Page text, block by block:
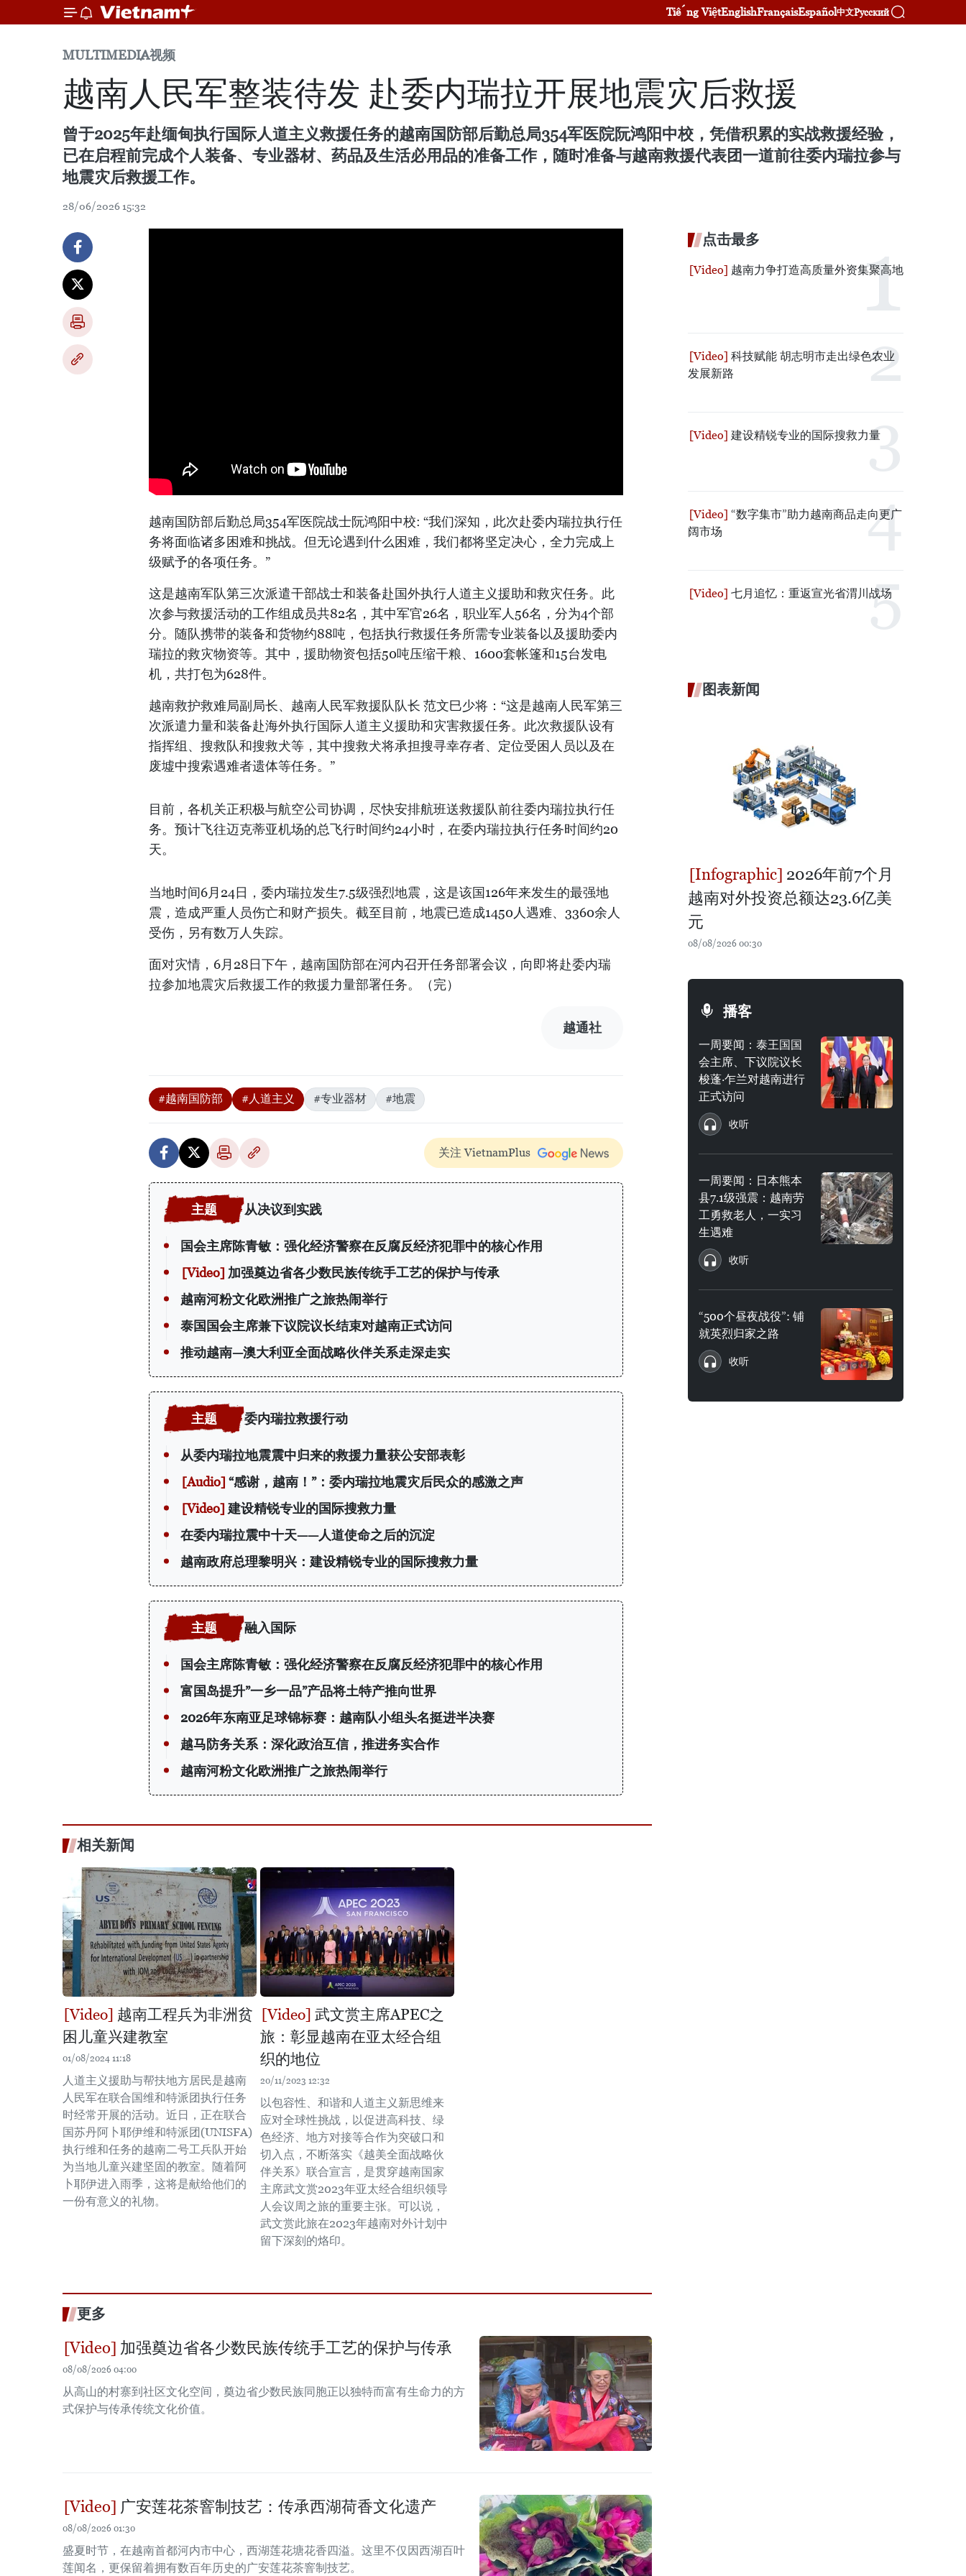
Tiếng ViệtEnglishFrançaisEspañol中文Русский
MULTIMEDIA视频
越南人民军整装待发 赴委内瑞拉开展地震灾后救援
曾于2025年赴缅甸执行国际人道主义救援任务的越南国防部后勤总局354军医院阮鸿阳中校，凭借积累的实战救援经验，
已在启程前完成个人装备、专业器材、药品及生活必用品的准备工作，随时准备与越南救援代表团一道前往委内瑞拉参与
地震灾后救援工作。
28/06/2026 15:32
越南国防部后勤总局354军医院战士阮鸿阳中校: “我们深知，此次赴委内瑞拉执行任
务将面临诸多困难和挑战。但无论遇到什么困难，我们都将坚定决心，全力完成上
级赋予的各项任务。”
这是越南军队第三次派遣干部战士和装备赴国外执行人道主义援助和救灾任务。此
次参与救援活动的工作组成员共82名，其中军官26名，职业军人56名，分为4个部
分。随队携带的装备和货物约88吨，包括执行救援任务所需专业装备以及援助委内
瑞拉的救灾物资等。其中，援助物资包括50吨压缩干粮、1600套帐篷和15台发电
机，共打包为628件。
越南救护救难局副局长、越南人民军救援队队长 范文巳少将：“这是越南人民军第三
次派遣力量和装备赴海外执行国际人道主义援助和灾害救援任务。此次救援队设有
指挥组、搜救队和搜救犬等，其中搜救犬将承担搜寻幸存者、定位受困人员以及在
废墟中搜索遇难者遗体等任务。”
目前，各机关正积极与航空公司协调，尽快安排航班送救援队前往委内瑞拉执行任
务。预计飞往迈克蒂亚机场的总飞行时间约24小时，在委内瑞拉执行任务时间约20
天。
当地时间6月24日，委内瑞拉发生7.5级强烈地震，这是该国126年来发生的最强地
震，造成严重人员伤亡和财产损失。截至目前，地震已造成1450人遇难、3360余人
受伤，另有数万人失踪。
面对灾情，6月28日下午，越南国防部在河内召开任务部署会议，向即将赴委内瑞
拉参加地震灾后救援工作的救援力量部署任务。（完）
越通社
#越南国防部 #人道主义 #专业器材 #地震
关注 VietnamPlus
从决议到实践
国会主席陈青敏：强化经济警察在反腐反经济犯罪中的核心作用
加强奠边省各少数民族传统手工艺的保护与传承
越南河粉文化欧洲推广之旅热闹举行
泰国国会主席兼下议院议长结束对越南正式访问
推动越南—澳大利亚全面战略伙伴关系走深走实
委内瑞拉救援行动
从委内瑞拉地震震中归来的救援力量获公安部表彰
“感谢，越南！”：委内瑞拉地震灾后民众的感激之声
建设精锐专业的国际搜救力量
在委内瑞拉震中十天——人道使命之后的沉淀
越南政府总理黎明兴：建设精锐专业的国际搜救力量
融入国际
国会主席陈青敏：强化经济警察在反腐反经济犯罪中的核心作用
富国岛提升”一乡一品”产品将土特产推向世界
2026年东南亚足球锦标赛：越南队小组头名挺进半决赛
越马防务关系：深化政治互信，推进务实合作
越南河粉文化欧洲推广之旅热闹举行
相关新闻
越南工程兵为非洲贫
困儿童兴建教室
01/08/2024 11:18
人道主义援助与帮扶地方居民是越南
人民军在联合国维和特派团执行任务
时经常开展的活动。近日，正在联合
国苏丹阿卜耶伊维和特派团(UNISFA)
执行维和任务的越南二号工兵队开始
为当地儿童兴建坚固的教室。随着阿
卜耶伊进入雨季，这将是献给他们的
一份有意义的礼物。
武文赏主席APEC之
旅：彰显越南在亚太经合组
织的地位
20/11/2023 12:32
以包容性、和谐和人道主义新思维来
应对全球性挑战，以促进高科技、绿
色经济、地方对接等合作为突破口和
切入点，不断落实《越美全面战略伙
伴关系》联合宣言，是贯穿越南国家
主席武文赏2023年亚太经合组织领导
人会议周之旅的重要主张。可以说，
武文赏此旅在2023年越南对外计划中
留下深刻的烙印。
更多
加强奠边省各少数民族传统手工艺的保护与传承
08/08/2026 04:00
从高山的村寨到社区文化空间，奠边省少数民族同胞正以独特而富有生命力的方
式保护与传承传统文化价值。
广安莲花茶窨制技艺：传承西湖荷香文化遗产
08/08/2026 01:30
盛夏时节，在越南首都河内市中心，西湖莲花塘花香四溢。这里不仅因西湖百叶
莲闻名，更保留着拥有数百年历史的广安莲花茶窨制技艺。
点击最多
越南力争打造高质量外资集聚高地
科技赋能 胡志明市走出绿色农业
发展新路
建设精锐专业的国际搜救力量
“数字集市”助力越南商品走向更广
阔市场
七月追忆：重返宣光省渭川战场
图表新闻
2026年前7个月
越南对外投资总额达23.6亿美
元
08/08/2026 00:30
播客
一周要闻：泰王国国
会主席、下议院议长
梭蓬·乍兰对越南进行
正式访问
收听
一周要闻：日本熊本
县7.1级强震：越南劳
工勇救老人，一实习
生遇难
收听
“500个昼夜战役”: 铺
就英烈归家之路
收听